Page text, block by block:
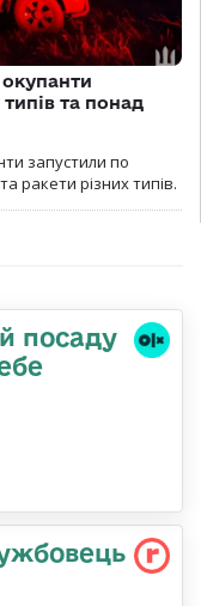
та понад
запустили по
ракети різних типів.
посаду